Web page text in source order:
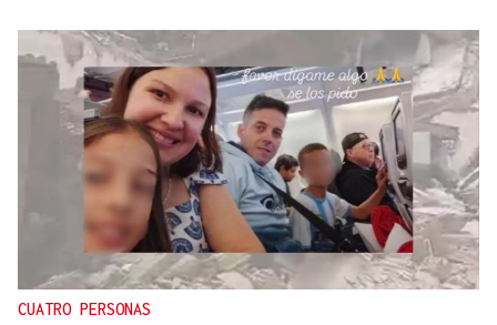
CUATRO PERSONAS